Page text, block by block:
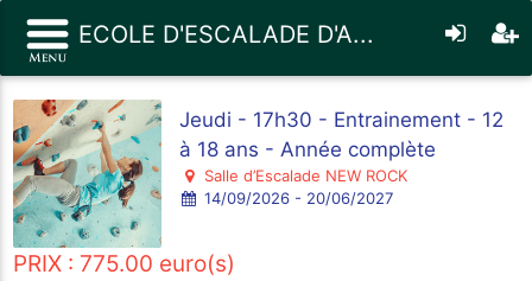
ECOLE D'ESCALADE D'A...
Jeudi - 17h30 - Entrainement - 12
à 18 ans - Année complète
Salle d’Escalade NEW ROCK
14/09/2026 - 20/06/2027
PRIX : 775.00 euro(s)